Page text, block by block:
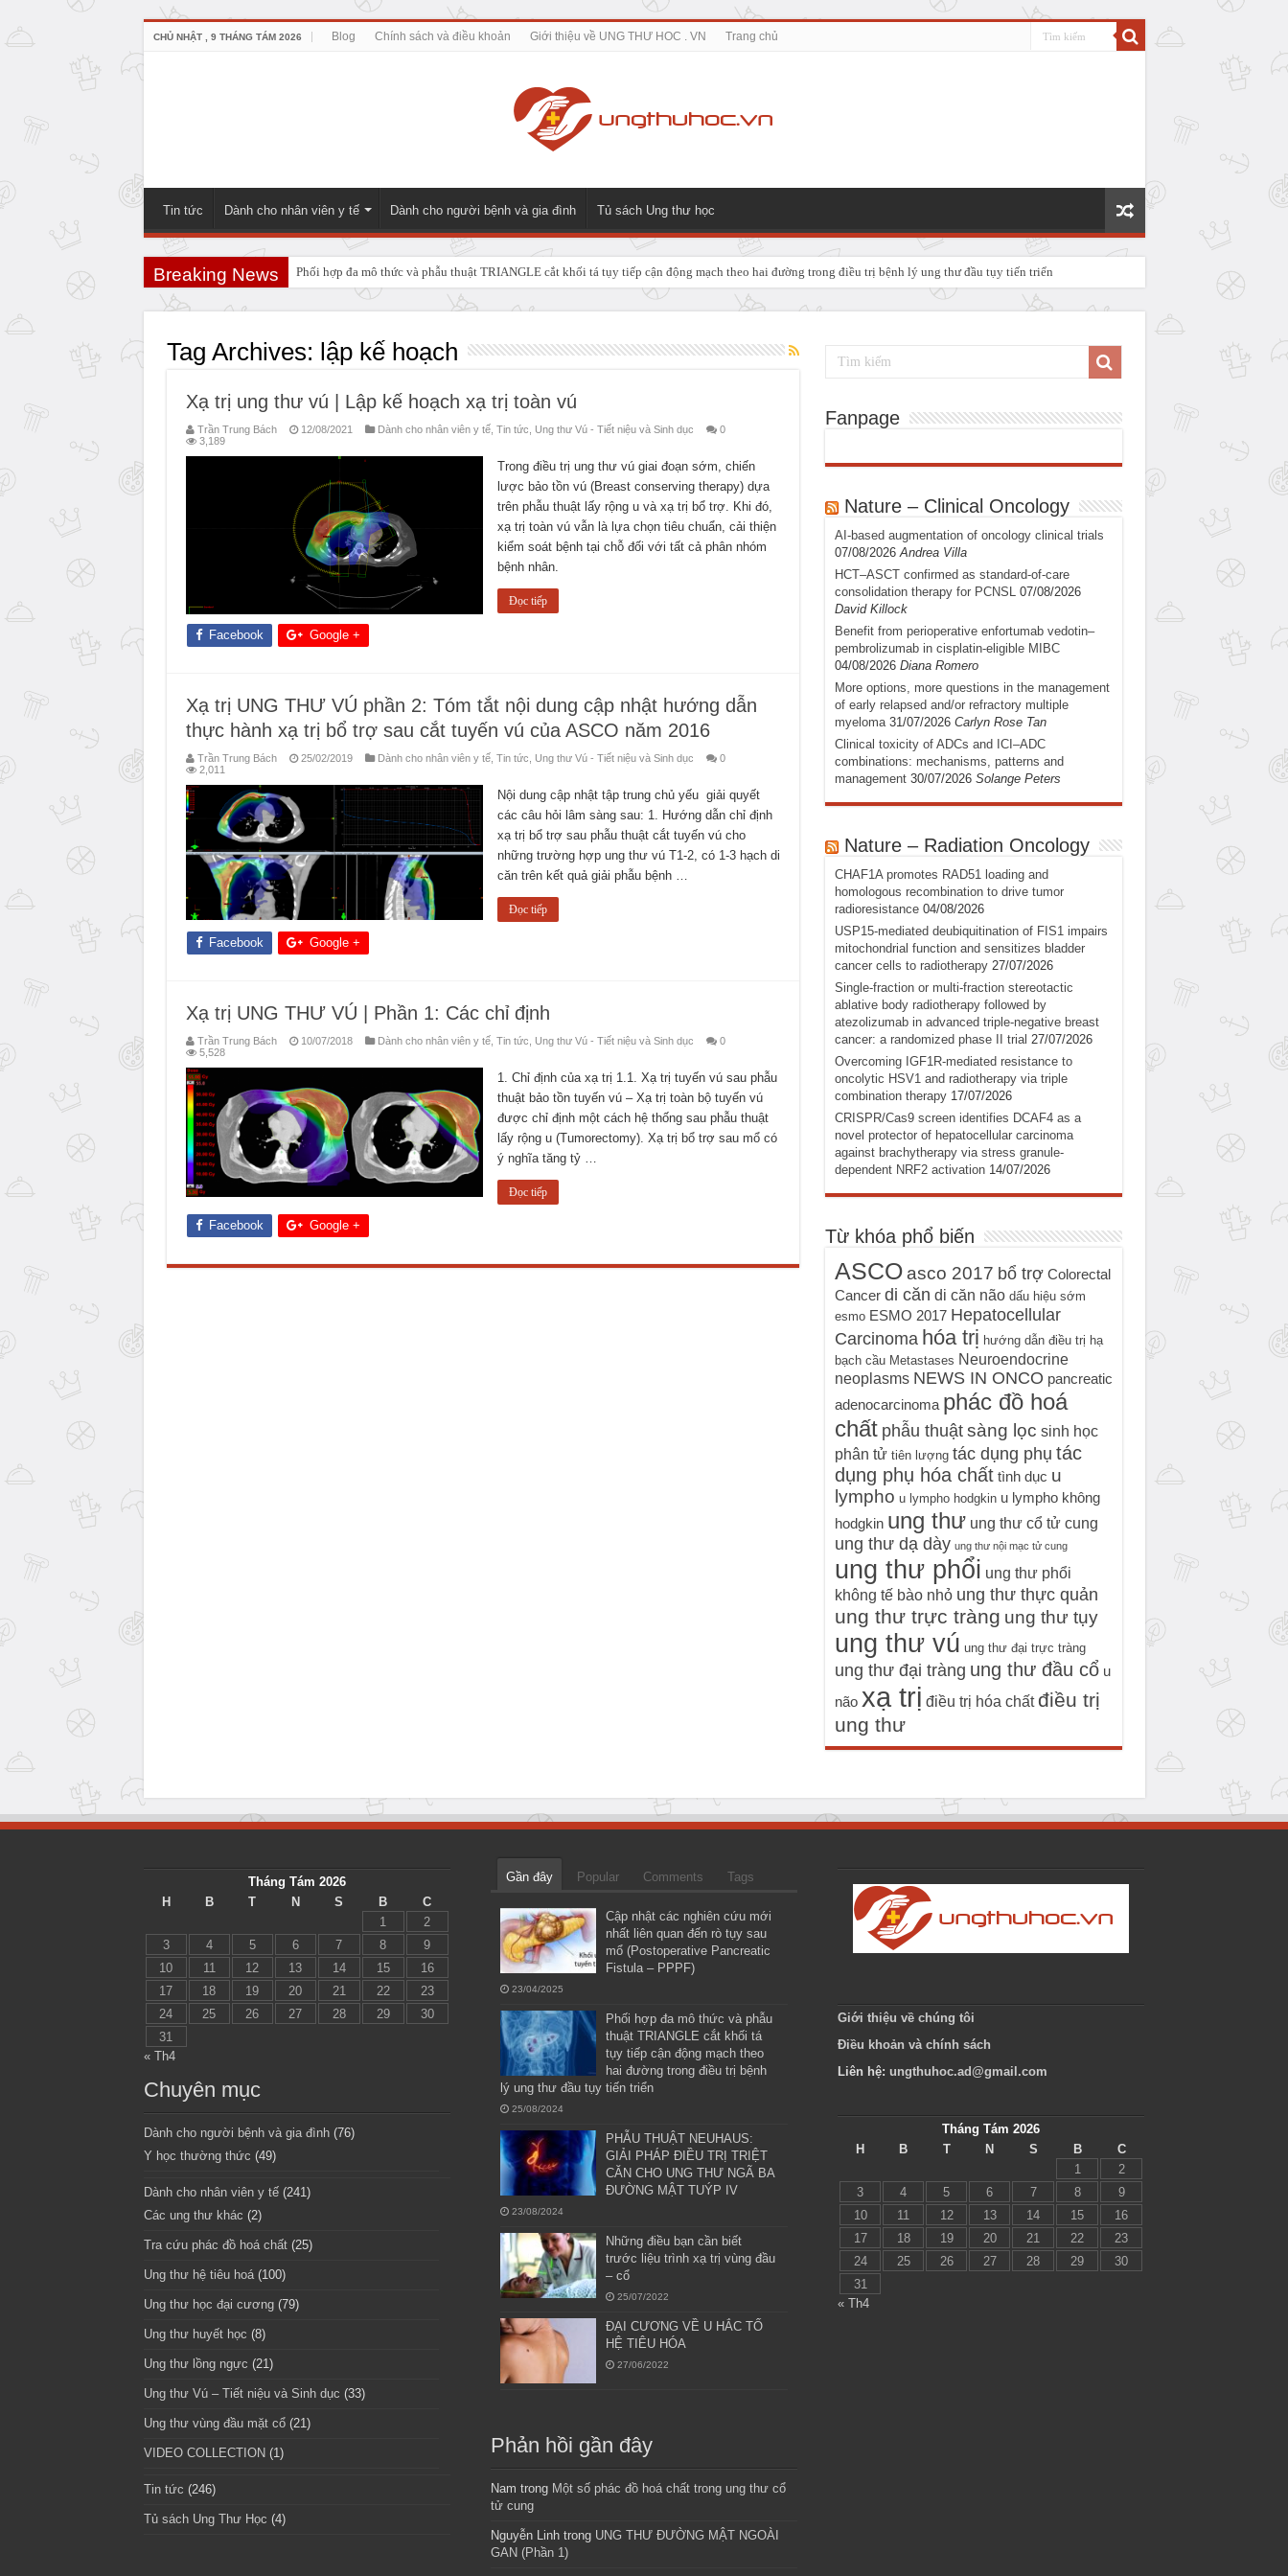
CHỦ NHẬT , 9 THÁNG TÁM 2026 Blog Chính sách và điều khoản Giới thiệu về UNG THƯ HOC . VN Trang chủ
Tin tức Dành cho nhân viên y tế Dành cho người bệnh và gia đình Tủ sách Ung thư học
Breaking News Phối hợp đa mô thức và phẫu thuật TRIANGLE cắt khối tá tụy tiếp cận động mạch theo hai đường trong điều trị bệnh lý ung thư đầu tụy tiến triển
PHẪU THUẬT NEUHAUS: GIẢI PHÁP ĐIỀU TRỊ TRIỆT CĂN CHO UNG THƯ NGÃ BA ĐƯỜNG MẬT TUÝP IV
Tag Archives: lập kế hoạch
Xạ trị ung thư vú | Lập kế hoạch xạ trị toàn vú
Trần Trung Bách 12/08/2021 Dành cho nhân viên y tế, Tin tức Ung thư Vú - Tiết niệu và Sinh dục
0
3,189
Trong điều trị ung thư vú giai đoạn sớm, chiến
lược bảo tồn vú (Breast conserving therapy) dựa
trên phẫu thuật lấy rộng u và xạ trị bổ trợ. Khi đó,
xạ trị toàn vú vẫn là lựa chọn tiêu chuẩn, cải thiện
kiểm soát bệnh tại chỗ đối với tất cả phân nhóm
bệnh nhân.
Đọc tiếp
Facebook Google +
Xạ trị UNG THƯ VÚ phần 2: Tóm tắt nội dung cập nhật hướng dẫn
thực hành xạ trị bổ trợ sau cắt tuyến vú của ASCO năm 2016
Trần Trung Bách 25/02/2019 Dành cho nhân viên y tế, Tin tức Ung thư Vú - Tiết niệu và Sinh dục
0
2,011
Nội dung cập nhật tập trung chủ yếu giải quyết
các câu hỏi lâm sàng sau: 1. Hướng dẫn chỉ định
xạ trị bổ trợ sau phẫu thuật cắt tuyến vú cho
những trường hợp ung thư vú T1-2, có 1-3 hạch di
căn trên kết quả giải phẫu bệnh …
Đọc tiếp
Facebook Google +
Xạ trị UNG THƯ VÚ | Phần 1: Các chỉ định
Trần Trung Bách 10/07/2018 Dành cho nhân viên y tế, Tin tức Ung thư Vú - Tiết niệu và Sinh dục
0
5,528
1. Chỉ định của xạ trị 1.1. Xạ trị tuyến vú sau phẫu
thuật bảo tồn tuyến vú – Xạ trị toàn bộ tuyến vú
được chỉ định một cách hệ thống sau phẫu thuật
lấy rộng u (Tumorectomy). Xạ trị bổ trợ sau mổ có
ý nghĩa tăng tỷ …
Đọc tiếp
Facebook Google +
Fanpage
Nature – Clinical Oncology
AI-based augmentation of oncology clinical trials
07/08/2026 Andrea Villa
HCT–ASCT confirmed as standard-of-care
consolidation therapy for PCNSL 07/08/2026
David Killock
Benefit from perioperative enfortumab vedotin–
pembrolizumab in cisplatin-eligible MIBC
04/08/2026 Diana Romero
More options, more questions in the management
of early relapsed and/or refractory multiple
myeloma 31/07/2026 Carlyn Rose Tan
Clinical toxicity of ADCs and ICI–ADC
combinations: mechanisms, patterns and
management 30/07/2026 Solange Peters
Nature – Radiation Oncology
CHAF1A promotes RAD51 loading and
homologous recombination to drive tumor
radioresistance 04/08/2026
USP15-mediated deubiquitination of FIS1 impairs
mitochondrial function and sensitizes bladder
cancer cells to radiotherapy 27/07/2026
Single-fraction or multi-fraction stereotactic
ablative body radiotherapy followed by
atezolizumab in advanced triple-negative breast
cancer: a randomized phase II trial 27/07/2026
Overcoming IGF1R-mediated resistance to
oncolytic HSV1 and radiotherapy via triple
combination therapy 17/07/2026
CRISPR/Cas9 screen identifies DCAF4 as a
novel protector of hepatocellular carcinoma
against brachytherapy via stress granule-
dependent NRF2 activation 14/07/2026
Từ khóa phổ biến
ASCO asco 2017 bổ trợ Colorectal
Cancer di căn di căn não dấu hiệu sớm
esmo ESMO 2017 Hepatocellular
Carcinoma hóa trị hướng dẫn điều trị hạ
bạch cầu Metastases Neuroendocrine
neoplasms NEWS IN ONCO pancreatic
adenocarcinoma phác đồ hoá
chất phẫu thuật sàng lọc sinh học
phân tử tiên lượng tác dụng phụ tác
dụng phụ hóa chất tình dục u
lympho u lympho hodgkin u lympho không
hodgkin ung thư ung thư cổ tử cung
ung thư dạ dày ung thư nội mạc tử cung
ung thư phổi ung thư phổi
không tế bào nhỏ ung thư thực quản
ung thư trực tràng ung thư tụy
ung thư vú ung thư đại trực tràng
ung thư đại tràng ung thư đầu cổ u
não xạ trị điều trị hóa chất điều trị
ung thư
Tháng Tám 2026
H
B T N S B
C
1
2
3
4 5 6 7 8
9
10
11 12 13 14 15
16
17
18 19 20 21 22
23
24
25 26 27 28 29
30
31
« Th4
Chuyên mục
Dành cho người bệnh và gia đình(76)
Y học thường thức (49)
Dành cho nhân viên y tế(241)
Các ung thư khác (2)
Tra cứu phác đồ hoá chất(25)
Ung thư hệ tiêu hoá(100)
Ung thư học đại cương(79)
Ung thư huyết học (8)
Ung thư lồng ngực (21)
Ung thư Vú – Tiết niệu và Sinh dục (33)
Ung thư vùng đầu mặt cổ(21)
VIDEO COLLECTION (1)
Tin tức (246)
Tủ sách Ung Thư Học (4)
Gần đây Popular Comments Tags
Cập nhật các nghiên cứu mới
nhất liên quan đến rò tụy sau
mổ (Postoperative Pancreatic
Fistula – PPPF)
23/04/2025
Phối hợp đa mô thức và phẫu
thuật TRIANGLE cắt khối tá
tụy tiếp cận động mạch theo
hai đường trong điều trị bệnh
lý ung thư đầu tụy tiến triển
25/08/2024
PHẪU THUẬT NEUHAUS:
GIẢI PHÁP ĐIỀU TRỊ TRIỆT
CĂN CHO UNG THƯ NGÃ BA
ĐƯỜNG MẬT TUÝP IV
23/08/2024
Những điều bạn cần biết
trước liệu trình xạ trị vùng đầu
– cổ
25/07/2022
ĐẠI CƯƠNG VỀ U HẮC TỐ
HỆ TIÊU HÓA
27/06/2022
Phản hồi gần đây
Nam trong Một số phác đồ hoá chất trong ung thư cổ
tử cung
Nguyễn Linhtrong UNG THƯ ĐƯỜNG MẬT NGOÀI
GAN (Phần 1)
Giới thiệu về chúng tôi
Điều khoản và chính sách
Liên hệ: ungthuhoc.ad@gmail.com
Tháng Tám 2026
H
B T N S B
C
1
2
3
4 5 6 7 8
9
10
11 12 13 14 15
16
17
18 19 20 21 22
23
24
25 26 27 28 29
30
31
« Th4